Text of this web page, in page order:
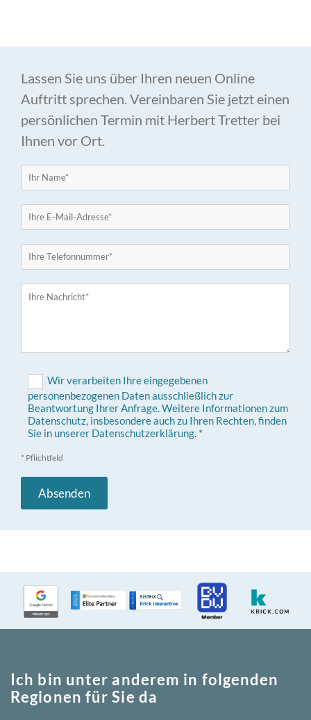
Lassen Sie uns über Ihren neuen Online
Auftritt sprechen. Vereinbaren Sie jetzt einen
persönlichen Termin mit Herbert Tretter bei
Ihnen vor Ort.
Wir verarbeiten Ihre eingegebenen
personenbezogenen Daten ausschließlich zur
Beantwortung Ihrer Anfrage. Weitere Informationen zum
Datenschutz, insbesondere auch zu Ihren Rechten, finden
Sie in unserer Datenschutzerklärung. *
* Pflichtfeld
Ich bin unter anderem in folgenden
Regionen für Sie da